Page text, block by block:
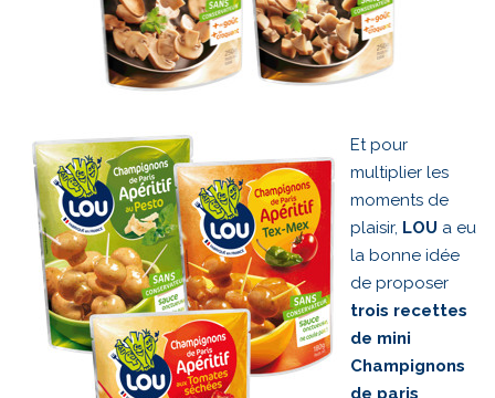
Et pour
multiplier les
moments de
plaisir, LOU a eu
la bonne idée
de proposer
trois recettes
de mini
Champignons
de paris